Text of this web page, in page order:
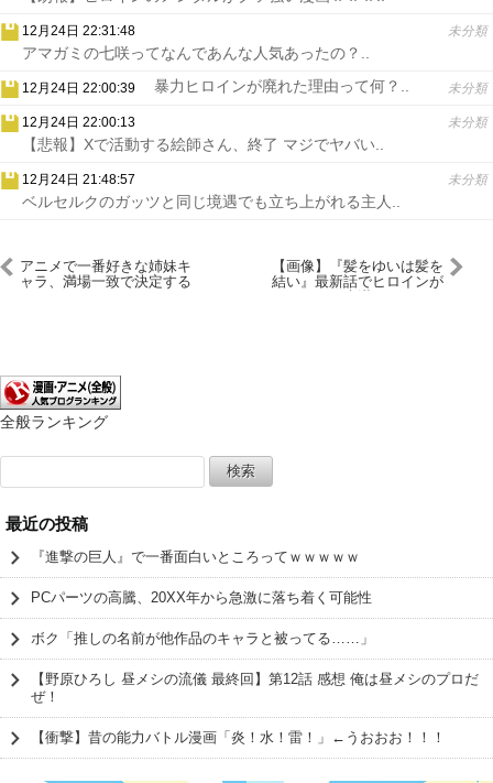
12月24日 22:31:48 未分類
アマガミの七咲ってなんであんな人気あったの？..
12月24日 22:00:39 未分類
暴力ヒロインが廃れた理由って何？..
12月24日 22:00:13 未分類
【悲報】Xで活動する絵師さん、終了 マジでヤバい..
12月24日 21:48:57 未分類
ベルセルクのガッツと同じ境遇でも立ち上がれる主人..
アニメで一番好きな姉妹キ
ャラ、満場一致で決定する
【画像】『髪をゆいは髪を
結い』最新話でヒロインが
全般ランキング
索:
最近の投稿
『進撃の巨人』で一番面白いところってｗｗｗｗｗ
PCパーツの高騰、20XX年から急激に落ち着く可能性
ボク「推しの名前が他作品のキャラと被ってる……」
【野原ひろし 昼メシの流儀 最終回】第12話 感想 俺は昼メシのプロだ
ぜ！
【衝撃】昔の能力バトル漫画「炎！水！雷！」←うおおお！！！